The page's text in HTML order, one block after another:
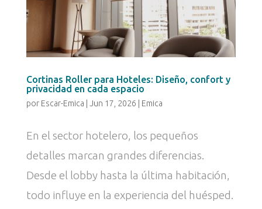
Cortinas Roller para Hoteles: Diseño, confort y
privacidad en cada espacio
por Escar-Emica | Jun 17, 2026 | Emica
En el sector hotelero, los pequeños
detalles marcan grandes diferencias.
Desde el lobby hasta la última habitación,
todo influye en la experiencia del huésped.